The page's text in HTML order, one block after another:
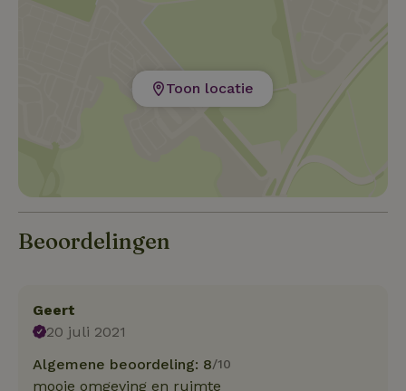
Toon locatie
Beoordelingen
Geert
20 juli 2021
Algemene beoordeling: 8/10
mooie omgeving en ruimte